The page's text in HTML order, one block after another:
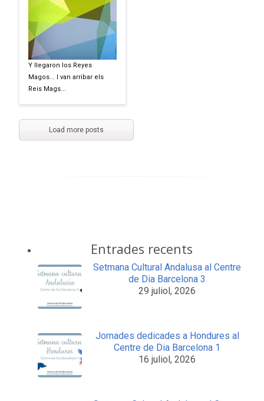
Y llegaron los Reyes
Magos... I van arribar els
Reis Mags...
Load more posts
Entrades recents
Setmana Cultural Andalusa al Centre
de Dia Barcelona 3
29 juliol, 2026
Jornades dedicades a Hondures al
Centre de Dia Barcelona 1
16 juliol, 2026